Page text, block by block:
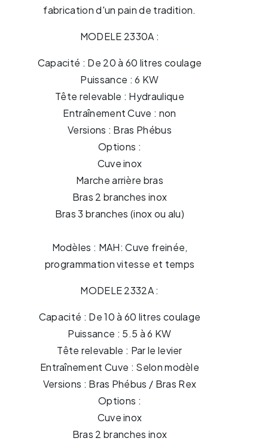
fabrication d'un pain de tradition.
MODELE 2330A :
Capacité : De 20 à 60 litres coulage
Puissance : 6 KW
Tête relevable : Hydraulique
Entraînement Cuve : non
Versions : Bras Phébus
Options :
Cuve inox
Marche arrière bras
Bras 2 branches inox
Bras 3 branches (inox ou alu)
Modèles : MAH: Cuve freinée,
programmation vitesse et temps
MODELE 2332A :
Capacité : De 10 à 60 litres coulage
Puissance : 5.5 à 6 KW
Tête relevable : Par le levier
Entraînement Cuve : Selon modèle
Versions : Bras Phébus / Bras Rex
Options :
Cuve inox
Bras 2 branches inox